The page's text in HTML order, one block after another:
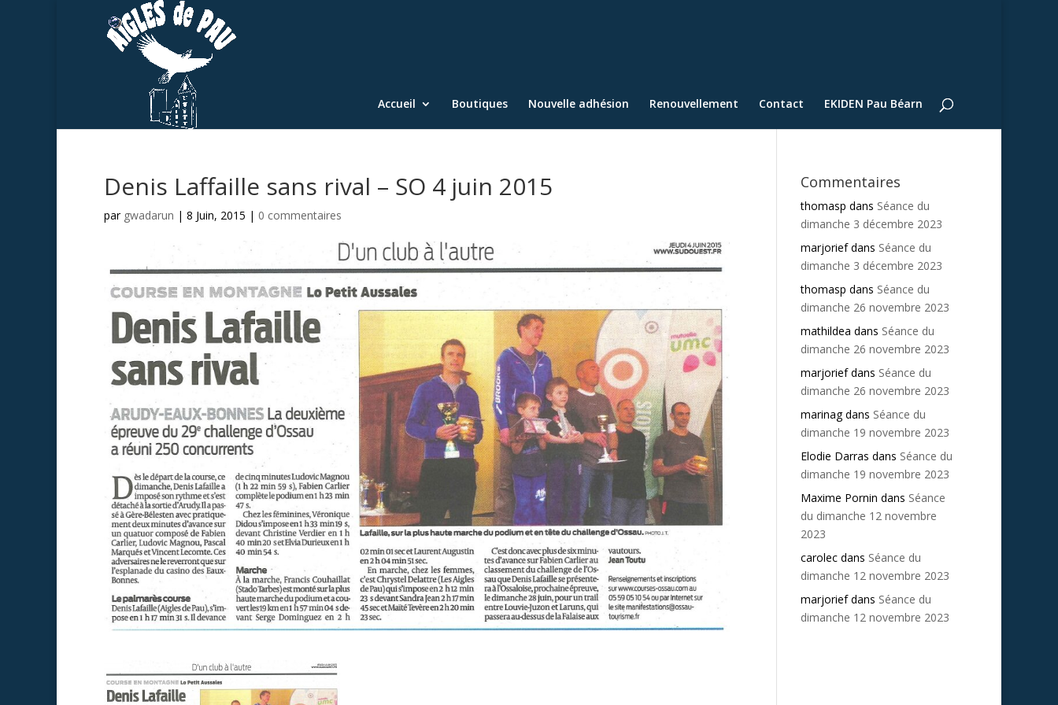
Accueil Boutiques Nouvelle adhésion Renouvellement Contact EKIDEN Pau Béarn
Denis Laffaille sans rival – SO 4 juin 2015
par gwadarun | 8 Juin, 2015 | 0 commentaires
Commentaires
thomasp dans Séance du
dimanche 3 décembre 2023
marjoriefdans Séance du
dimanche 3 décembre 2023
thomasp dans Séance du
dimanche 26 novembre 2023
mathildea dans Séance du
dimanche 26 novembre 2023
marjoriefdans Séance du
dimanche 26 novembre 2023
marinagdans Séance du
dimanche 19 novembre 2023
Elodie Darras dans Séance du
dimanche 19 novembre 2023
Maxime Pornin dans Séance
du dimanche 12 novembre
2023
carolecdans Séance du
dimanche 12 novembre 2023
marjoriefdans Séance du
dimanche 12 novembre 2023